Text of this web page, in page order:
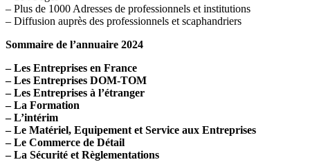
– Plus de 1000 Adresses de professionnels et institutions
– Diffusion auprès des professionnels et scaphandriers
Sommaire de l’annuaire 2024
– Les Entreprises en France
– Les Entreprises DOM-TOM
– Les Entreprises à l’étranger
– La Formation
– L’intérim
– Le Matériel, Equipement et Service aux Entreprises
– Le Commerce de Détail
– La Sécurité et Règlementations